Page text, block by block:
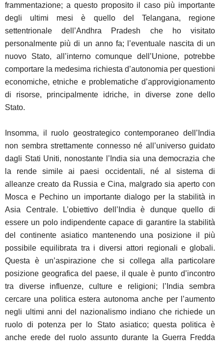
frammentazione; a questo proposito il caso più importante
degli ultimi mesi è quello del Telangana, regione
settentrionale dell’Andhra Pradesh che ho visitato
personalmente più di un anno fa; l’eventuale nascita di un
nuovo Stato, all’interno comunque dell’Unione, potrebbe
comportare la medesima richiesta d’autonomia per questioni
economiche, etniche e problematiche d’approvigionamento
di risorse, principalmente idriche, in diverse zone dello
Stato.
Insomma, il ruolo geostrategico contemporaneo dell’India
non sembra strettamente connesso né all’universo guidato
dagli Stati Uniti, nonostante l’India sia una democrazia che
la rende simile ai paesi occidentali, né al sistema di
alleanze creato da Russia e Cina, malgrado sia aperto con
Mosca e Pechino un importante dialogo per la stabilità in
Asia Centrale. L’obiettivo dell’India è dunque quello di
essere un polo indipendente capace di garantire la stabilità
del continente asiatico mantenendo una posizione il più
possibile equilibrata tra i diversi attori regionali e globali.
Questa è un’aspirazione che si collega alla particolare
posizione geografica del paese, il quale è punto d’incontro
tra diverse influenze, culture e religioni; l’India sembra
cercare una politica estera autonoma anche per l’aumento
negli ultimi anni del nazionalismo indiano che richiede un
ruolo di potenza per lo Stato asiatico; questa politica è
anche erede del ruolo assunto durante la Guerra Fredda